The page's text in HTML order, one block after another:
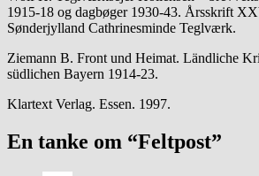
1915-18 og dagbøger 1930-43. Årsskrift
Sønderjylland Cathrinesminde Teglværk.
Ziemann B. Front und Heimat. Ländliche
südlichen Bayern 1914-23.
Klartext Verlag. Essen. 1997.
En tanke om “Feltpost”